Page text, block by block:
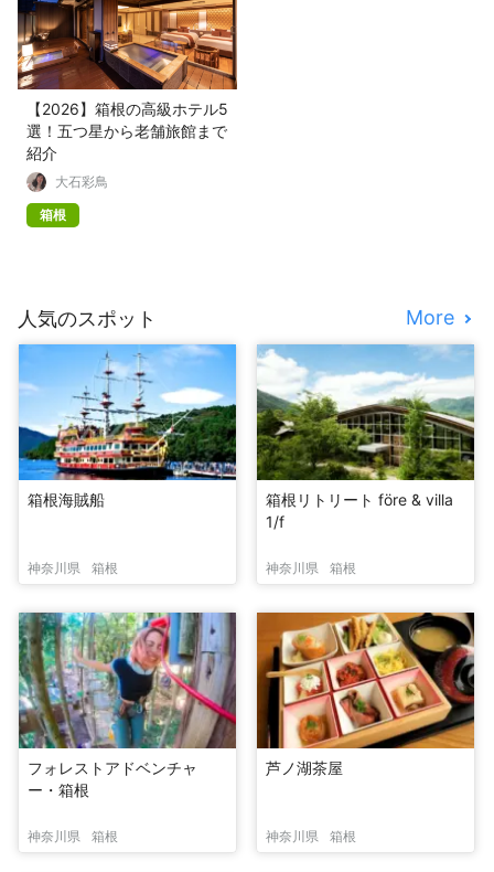
【2026】箱根の高級ホテル5
選！五つ星から老舗旅館まで
紹介
大石彩鳥
箱根
人気のスポット More
箱根海賊船
神奈川県 箱根
箱根リトリート före & villa
1/f
神奈川県 箱根
フォレストアドベンチャ
ー・箱根
神奈川県 箱根
芦ノ湖茶屋
神奈川県 箱根